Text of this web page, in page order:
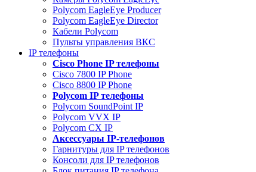
Polycom EagleEye Producer
Polycom EagleEye Director
Кабели Polycom
Пульты управления ВКС
IP телефоны
Сisco Phone IP телефоны
Cisco 7800 IP Phone
Cisco 8800 IP Phone
Polycom IP телефоны
Polycom SoundPoint IP
Polycom VVX IP
Polycom CX IP
Аксессуары IP-телефонов
Гарнитуры для IP телефонов
Консоли для IP телефонов